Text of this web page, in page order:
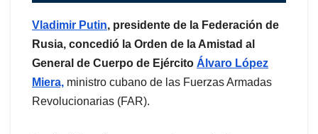
Vladimir Putin, presidente de la Federación de
Rusia, concedió la Orden de la Amistad al
General de Cuerpo de Ejército Álvaro López
Miera, ministro cubano de las Fuerzas Armadas
Revolucionarias (FAR).